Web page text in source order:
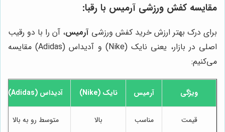
مقایسه کفش ورزشی آرمیس با رقبا:
برای درک بهتر ارزش خرید کفش ورزشیآرمیس، آن را با دو رقیب
اصلی در بازار، یعنی نایک (Nike) و آدیداس (Adidas) مقایسه
می‌کنیم:
ویژگی آرمیس نایک (Nike) آدیداس (Adidas)
قیمت مناسب بالا متوسط رو به بالا